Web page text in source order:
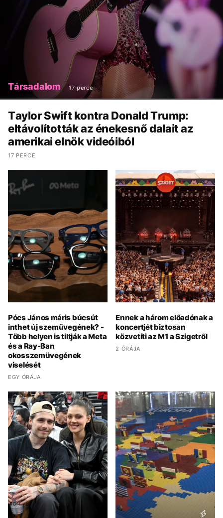
Társadalom 17 perce
Taylor Swift kontra Donald Trump:
eltávolították az énekesnő dalait az
amerikai elnök videóiból
17 PERCE
Pócs János máris búcsút
inthet új szemüvegének? -
Több helyen is tiltják a Meta
és a Ray-Ban
okosszemüvegének
viselését
EGY ÓRÁJA
Ennek a három előadónak a
koncertjét biztosan
közvetíti az M1 a Szigetről
2 ÓRÁJA